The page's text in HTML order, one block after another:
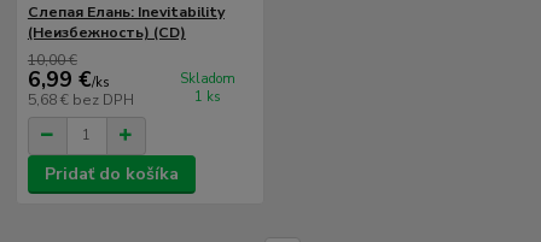
Слепая Елань: Inevitability
(Неизбежность) (CD)
10,00 €
6,99 €/ks
5,68 € bez DPH
Skladom
1 ks
Pridať do košíka